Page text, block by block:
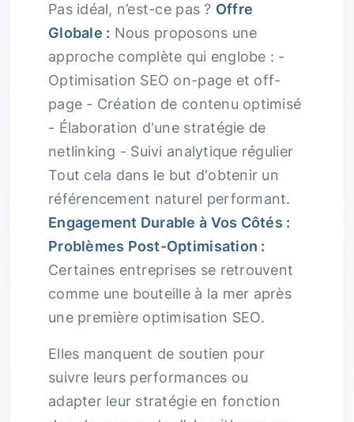
Pas idéal, n’est-ce pas ? Offre
Globale : Nous proposons une
approche complète qui englobe : -
Optimisation SEO on-page et off-
page - Création de contenu optimisé
- Élaboration d'une stratégie de
netlinking - Suivi analytique régulier
Tout cela dans le but d'obtenir un
référencement naturel performant.
Engagement Durable à Vos Côtés :
Problèmes Post-Optimisation :
Certaines entreprises se retrouvent
comme une bouteille à la mer après
une première optimisation SEO.
Elles manquent de soutien pour
suivre leurs performances ou
adapter leur stratégie en fonction